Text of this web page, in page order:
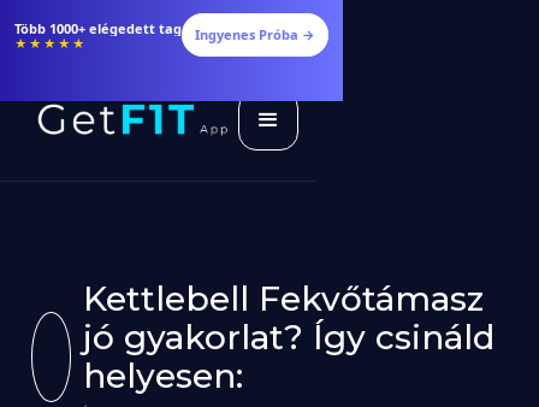
Több 1000+ elégedett tag
★★★★★ Ingyenes Próba →
Kettlebell Fekvőtámasz
jó gyakorlat? Így csináld
helyesen: